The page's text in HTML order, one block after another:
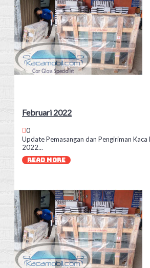
Februari 2022
0
Update Pemasangan dan Pengiriman
2022...
READ MORE